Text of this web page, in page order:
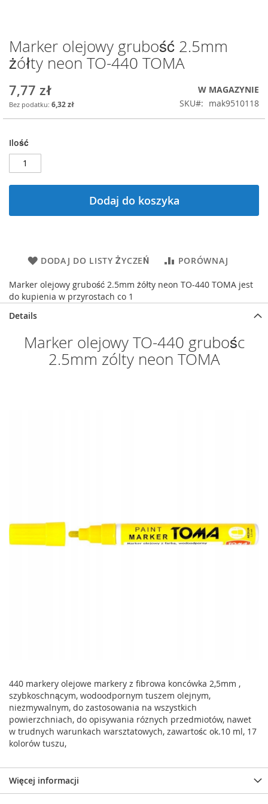
Przejdź
na
początek
Marker olejowy grubość 2.5mm
żółty neon TO-440 TOMA
7,77 zł
6,32 zł
W MAGAZYNIE
SKU
mak9510118
Ilość
Dodaj do koszyka
DODAJ DO LISTY ŻYCZEŃ PORÓWNAJ
Marker olejowy grubość 2.5mm żółty neon TO-440 TOMA jest
do kupienia w przyrostach co 1
Details
Marker olejowy TO-440 grubośc
2.5mm zólty neon TOMA
440 markery olejowe markery z fibrowa koncówka 2,5mm ,
szybkoschnącym, wodoodpornym tuszem olejnym,
niezmywalnym, do zastosowania na wszystkich
powierzchniach, do opisywania róznych przedmiotów, nawet
w trudnych warunkach warsztatowych, zawartośc ok.10 ml, 17
kolorów tuszu,
Więcej informacji